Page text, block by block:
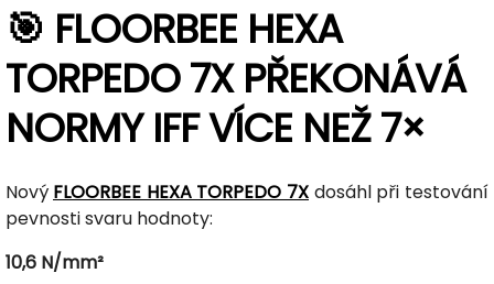
🎯 FLOORBEE HEXA
TORPEDO 7X PŘEKONÁVÁ
NORMY IFF VÍCE NEŽ 7×
Nový FLOORBEE HEXA TORPEDO 7X dosáhl při testování
pevnosti svaru hodnoty:
10,6 N/mm²